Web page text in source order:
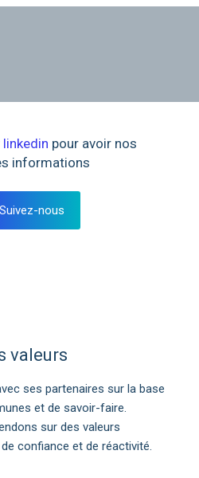
linkedin pour avoir nos
informations
Suivez-nous
valeurs
ses partenaires sur la base
et de savoir-faire.
sur des valeurs
confiance et de réactivité.